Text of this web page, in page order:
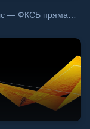
трансляция 25 сентября 2025